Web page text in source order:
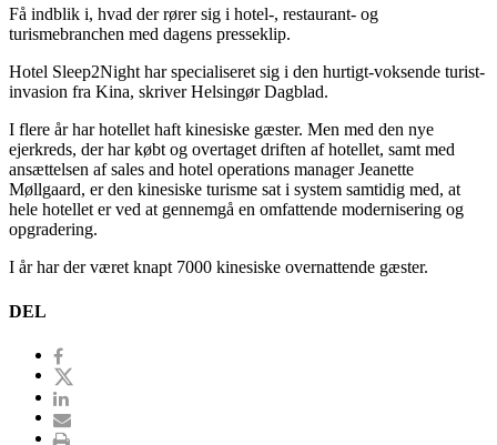
Få indblik i, hvad der rører sig i hotel-, restaurant- og
turismebranchen med dagens presseklip.
Hotel Sleep2Night har specialiseret sig i den hurtigt-voksende turist-
invasion fra Kina, skriver Helsingør Dagblad.
I flere år har hotellet haft kinesiske gæster. Men med den nye
ejerkreds, der har købt og overtaget driften af hotellet, samt med
ansættelsen af sales and hotel operations manager Jeanette
Møllgaard, er den kinesiske turisme sat i system samtidig med, at
hele hotellet er ved at gennemgå en omfattende modernisering og
opgradering.
I år har der været knapt 7000 kinesiske overnattende gæster.
DEL